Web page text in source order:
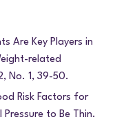
Are Key Players in
related
No. 1, 39-50.
Risk Factors for
to Be Thin.